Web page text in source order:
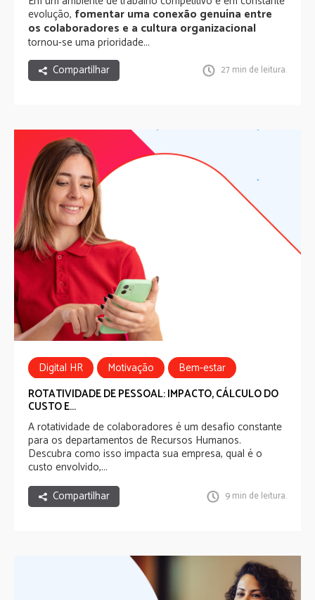
evolução, fomentar uma conexão genuína entre
os colaboradores e a cultura organizacional
tornou-se uma prioridade...
Compartilhar
27 min de leitura.
Digital HR Motivação
Bem-estar
Produtividade
ROTATIVIDADE DE PESSOAL: IMPACTO, CÁLCULO DO
CUSTO E...
A rotatividade de colaboradores é um desafio constante
para os departamentos de Recursos Humanos.
Descubra como isso impacta sua empresa, qual é o
custo envolvido,...
Compartilhar
9 min de leitura.